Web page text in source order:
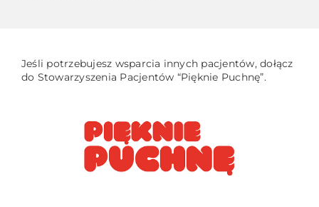
Jeśli potrzebujesz wsparcia innych pacjentów, dołącz
do Stowarzyszenia Pacjentów “Pięknie Puchnę”.